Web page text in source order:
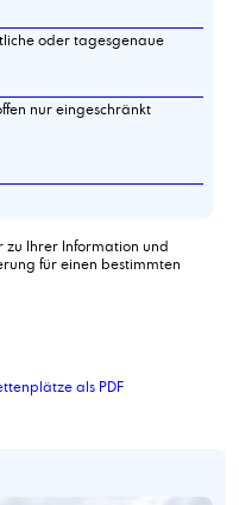
oder tagesgenaue
nur eingeschränkt
zu Ihrer Information und
für einen bestimmten
als PDF